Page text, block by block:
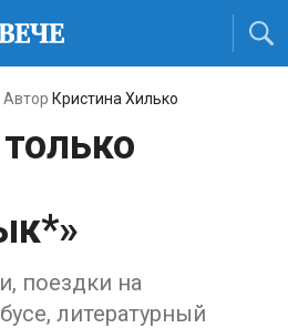
Автор Кристина Хилько
поездки на
литературный